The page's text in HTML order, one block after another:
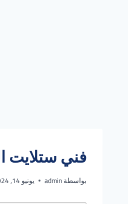
فني ستلايت
بواسطةadmin يونيو 14, 2024